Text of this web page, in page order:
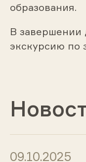
образования.
В завершении
экскурсию по
09.10.2025